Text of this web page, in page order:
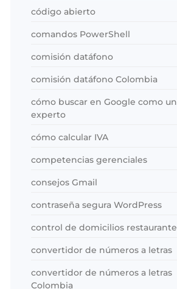
código abierto
comandos PowerShell
comisión datáfono
comisión datáfono Colombia
cómo buscar en Google como un
experto
cómo calcular IVA
competencias gerenciales
consejos Gmail
contraseña segura WordPress
control de domicilios restaurante
convertidor de números a letras
convertidor de números a letras
Colombia